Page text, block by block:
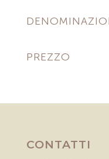
PREZZO
CONTATTI